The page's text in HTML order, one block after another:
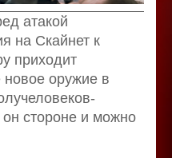
атакой
на Скайнет к
приходит
новое оружие в
стороне и можно